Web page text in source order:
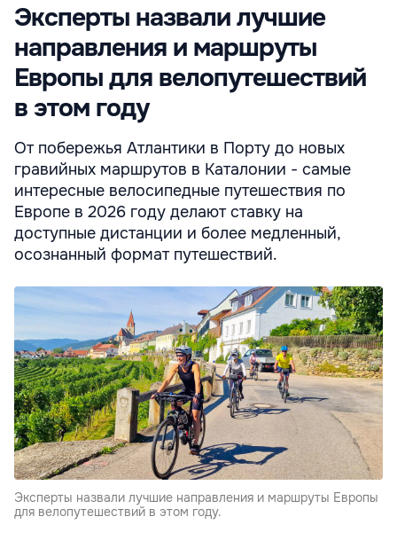
Эксперты назвали лучшие
направления и маршруты
Европы для велопутешествий
в этом году
От побережья Атлантики в Порту до новых
гравийных маршрутов в Каталонии - самые
интересные велосипедные путешествия по
Европе в 2026 году делают ставку на
доступные дистанции и более медленный,
осознанный формат путешествий.
Эксперты назвали лучшие направления и маршруты Европы
для велопутешествий в этом году.